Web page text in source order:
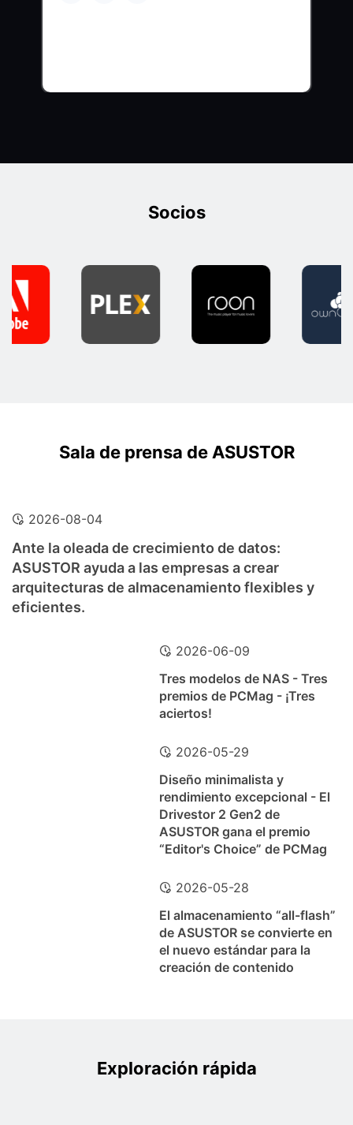
Socios
Sala de prensa de ASUSTOR
2026-08-04
Ante la oleada de crecimiento de datos:
ASUSTOR ayuda a las empresas a crear
arquitecturas de almacenamiento flexibles y
eficientes.
2026-06-09
Tres modelos de NAS - Tres
premios de PCMag - ¡Tres
aciertos!
2026-05-29
Diseño minimalista y
rendimiento excepcional - El
Drivestor 2 Gen2 de
ASUSTOR gana el premio
“Editor's Choice” de PCMag
2026-05-28
El almacenamiento “all-flash”
de ASUSTOR se convierte en
el nuevo estándar para la
creación de contenido
Exploración rápida